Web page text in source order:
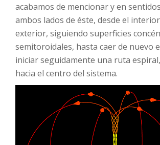
acabamos de mencionar y en
ambos lados de éste, desde el
exterior, siguiendo superficies
semitoroidales, hasta caer de nuevo
iniciar seguidamente una ruta
hacia el centro del sistema.